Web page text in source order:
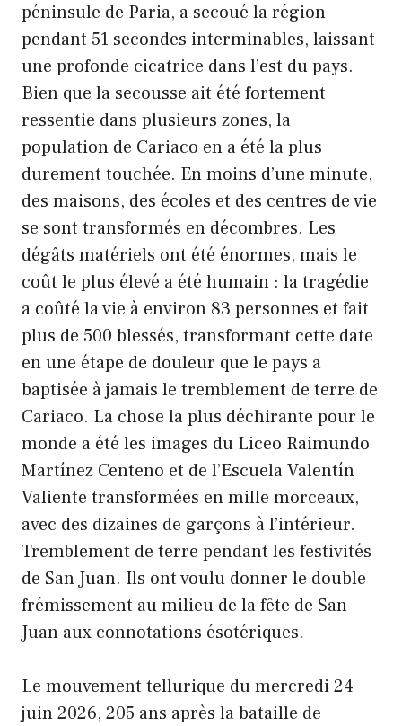
péninsule de Paria, a secoué la région
pendant 51 secondes interminables, laissant
une profonde cicatrice dans l’est du pays.
Bien que la secousse ait été fortement
ressentie dans plusieurs zones, la
population de Cariaco en a été la plus
durement touchée. En moins d’une minute,
des maisons, des écoles et des centres de vie
se sont transformés en décombres. Les
dégâts matériels ont été énormes, mais le
coût le plus élevé a été humain : la tragédie
a coûté la vie à environ 83 personnes et fait
plus de 500 blessés, transformant cette date
en une étape de douleur que le pays a
baptisée à jamais le tremblement de terre de
Cariaco. La chose la plus déchirante pour le
monde a été les images du Liceo Raimundo
Martínez Centeno et de l’Escuela Valentín
Valiente transformées en mille morceaux,
avec des dizaines de garçons à l’intérieur.
Tremblement de terre pendant les festivités
de San Juan. Ils ont voulu donner le double
frémissement au milieu de la fête de San
Juan aux connotations ésotériques.
Le mouvement tellurique du mercredi 24
juin 2026, 205 ans après la bataille de